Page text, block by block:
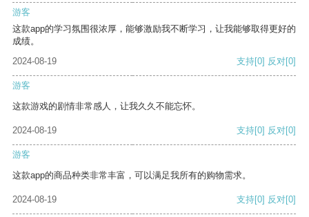
游客
这款app的学习氛围很浓厚，能够激励我不断学习，让我能够取得更好的
成绩。
2024-08-19
支持[0] 反对[0]
游客
这款游戏的剧情非常感人，让我久久不能忘怀。
2024-08-19 支持[0] 反对[0]
游客
这款app的商品种类非常丰富，可以满足我所有的购物需求。
2024-08-19 支持[0] 反对[0]